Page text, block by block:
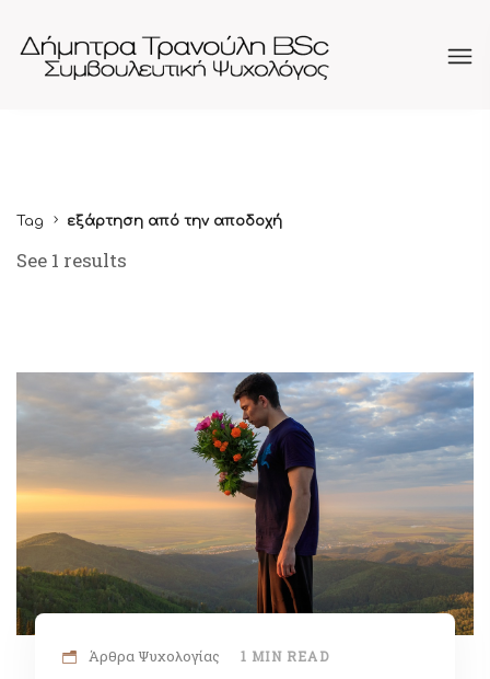
Tag εξάρτηση από την αποδοχή
See 1 results
Άρθρα Ψυχολογίας 1 MIN READ